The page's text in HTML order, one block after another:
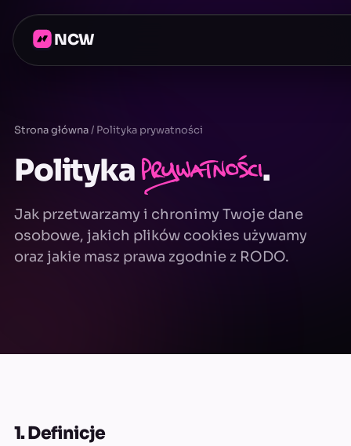
NCW
Strona główna/ Polityka prywatności
Politykaprywatności.
Jak przetwarzamy i chronimy Twoje dane
osobowe, jakich plików cookies używamy
oraz jakie masz prawa zgodnie z RODO.
1. Definicje